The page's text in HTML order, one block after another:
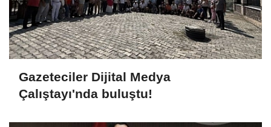
Gazeteciler Dijital Medya
Çalıştayı'nda buluştu!